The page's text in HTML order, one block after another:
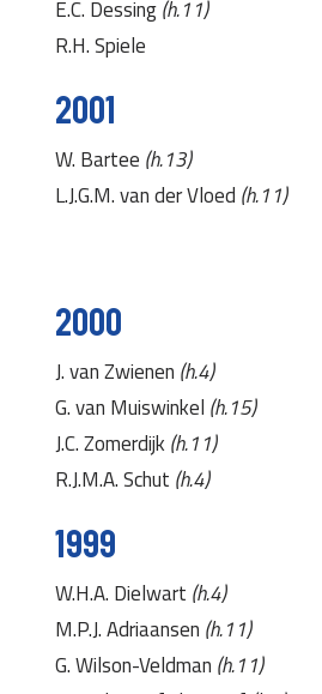
E.C. Dessing(h.11)
R.H. Spiele
2001
W. Bartee (h.13)
L.J.G.M. van der Vloed (h.11)
2000
J. van Zwienen (h.4)
G. van Muiswinkel (h.15)
J.C. Zomerdijk(h.11)
R.J.M.A. Schut (h.4)
1999
W.H.A. Dielwart (h.4)
M.P.J. Adriaansen (h.11)
G. Wilson-Veldman (h.11)